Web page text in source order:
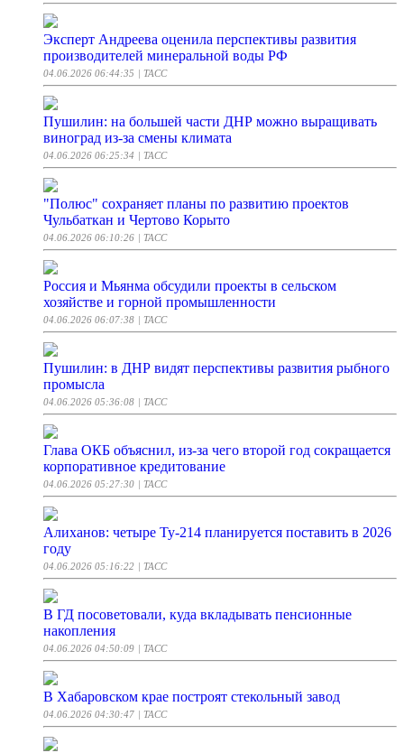
Эксперт Андреева оценила перспективы развития
производителей минеральной воды РФ
04.06.2026 06:44:35 | ТАСС
Пушилин: на большей части ДНР можно выращивать
виноград из-за смены климата
04.06.2026 06:25:34 | ТАСС
"Полюс" сохраняет планы по развитию проектов
Чульбаткан и Чертово Корыто
04.06.2026 06:10:26 | ТАСС
Россия и Мьянма обсудили проекты в сельском
хозяйстве и горной промышленности
04.06.2026 06:07:38 | ТАСС
Пушилин: в ДНР видят перспективы развития рыбного
промысла
04.06.2026 05:36:08 | ТАСС
Глава ОКБ объяснил, из-за чего второй год сокращается
корпоративное кредитование
04.06.2026 05:27:30 | ТАСС
Алиханов: четыре Ту-214 планируется поставить в 2026
году
04.06.2026 05:16:22 | ТАСС
В ГД посоветовали, куда вкладывать пенсионные
накопления
04.06.2026 04:50:09 | ТАСС
В Хабаровском крае построят стекольный завод
04.06.2026 04:30:47 | ТАСС